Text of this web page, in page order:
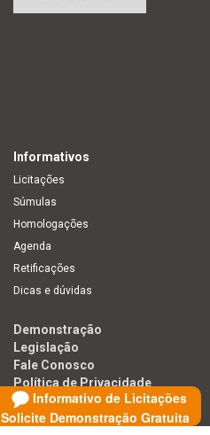
Informativo de Licitações
Solicite Demonstração Gratuita
Informativos
Licitações
Súmulas
Homologações
Agenda
Retificações
Dicas e dúvidas
Demonstração
Legislação
Fale Conosco
Política de Privacidade